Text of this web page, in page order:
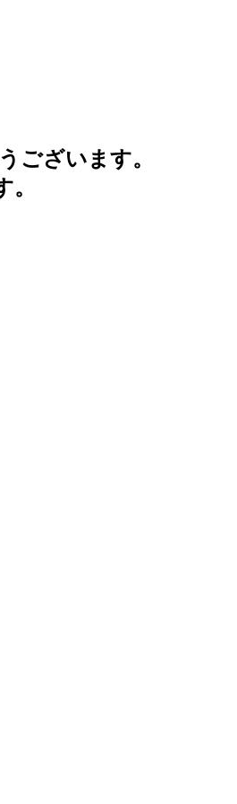
ございます。